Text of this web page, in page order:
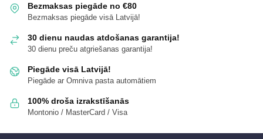
Bezmaksas piegāde no €80
Bezmaksas piegāde visā Latvijā!
30 dienu naudas atdošanas garantija!
30 dienu preču atgriešanas garantija!
Piegāde visā Latvijā!
Piegāde ar Omniva pasta automātiem
100% droša izrakstīšanās
Montonio / MasterCard / Visa